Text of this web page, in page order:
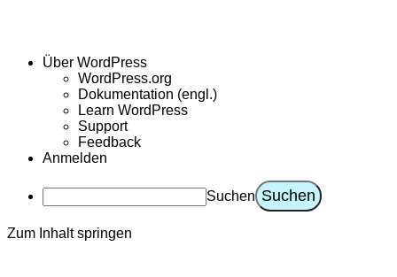
Über WordPress
WordPress.org
Dokumentation (engl.)
Learn WordPress
Support
Feedback
Anmelden
Suchen
Zum Inhalt springen